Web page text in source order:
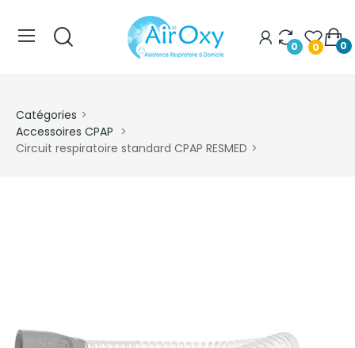
0 0 0
Catégories
Accessoires CPAP
Circuit respiratoire standard CPAP RESMED